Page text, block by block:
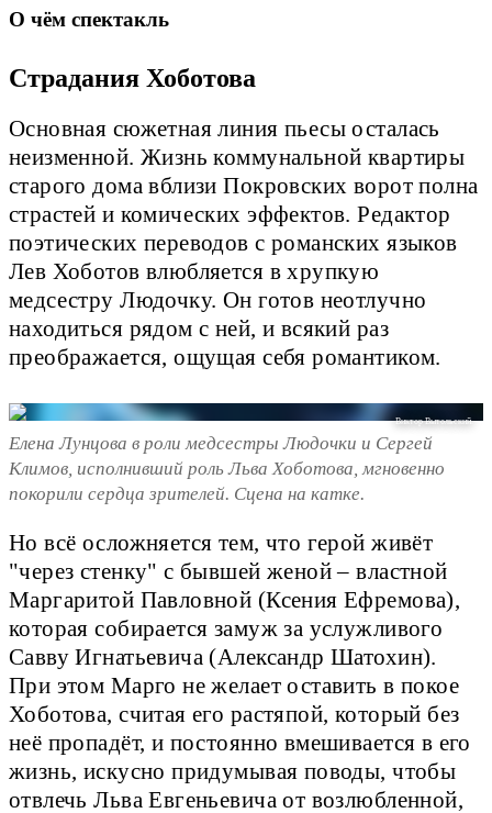
О чём спектакль
Страдания Хоботова
Основная сюжетная линия пьесы осталась
неизменной. Жизнь коммунальной квартиры
старого дома вблизи Покровских ворот полна
страстей и комических эффектов. Редактор
поэтических переводов с романских языков
Лев Хоботов влюбляется в хрупкую
медсестру Людочку. Он готов неотлучно
находиться рядом с ней, и всякий раз
преображается, ощущая себя романтиком.
Виктор Вытольский.
Елена Лунцова в роли медсестры Людочки и Сергей
Климов, исполнивший роль Льва Хоботова, мгновенно
покорили сердца зрителей. Сцена на катке.
Но всё осложняется тем, что герой живёт
"через стенку" с бывшей женой – властной
Маргаритой Павловной (Ксения Ефремова),
которая собирается замуж за услужливого
Савву Игнатьевича (Александр Шатохин).
При этом Марго не желает оставить в покое
Хоботова, считая его растяпой, который без
неё пропадёт, и постоянно вмешивается в его
жизнь, искусно придумывая поводы, чтобы
отвлечь Льва Евгеньевича от возлюбленной,